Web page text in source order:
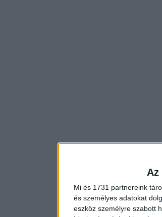
Az
Mi és 1731 partnereink
és személyes adatokat
eszköz személyre szabott